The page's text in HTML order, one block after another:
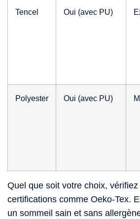
Tencel Oui (avec PU)
Polyester Oui (avec PU)
Quel que soit votre choix,
certifications comme Oeko-Tex.
un sommeil sain et sans